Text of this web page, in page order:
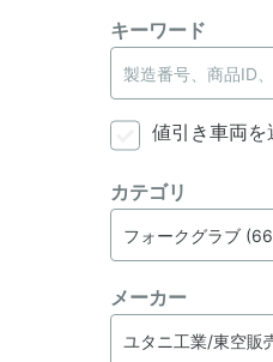
キーワード
値引き車両を
カテゴリ
メーカー